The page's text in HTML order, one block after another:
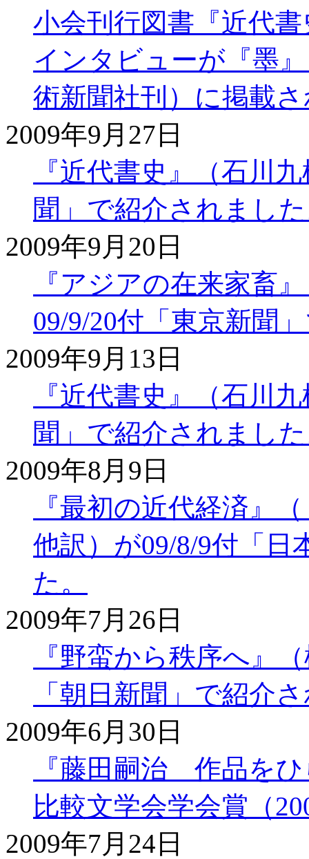
小会刊行図書『近代
インタビューが『墨
術新聞社刊）に掲載
2009年9月27日
『近代書史』（石川
聞」で紹介されまし
2009年9月20日
『アジアの在来家畜
09/9/20付「東京新聞
2009年9月13日
『近代書史』（石川
聞」で紹介されまし
2009年8月9日
『最初の近代経済』
他訳）が09/8/9付「日
た。
2009年7月26日
『野蛮から秩序へ』
「朝日新聞」で紹介
2009年6月30日
『藤田嗣治 作品を
比較文学会学会賞（
2009年7月24日